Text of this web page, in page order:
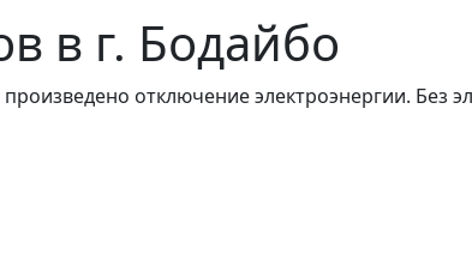
в г. Бодайбо
отключение электроэнергии. Без